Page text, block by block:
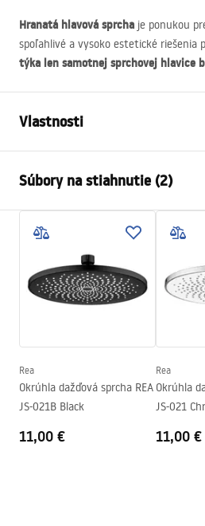
Hranatá hlavová sprcha je ponukou
spoľahlivé a vysoko estetické riešenia
týka len samotnej sprchovej hlavice
Vlastnosti
Materiál
Spôsob montáže
Šírka
300
Výška
2
Hĺbka
300
Súbory na stiahnutie (2)
Pielęgnacja.pdf
Záručné podmienky
Rea
Okrúhla dažďová sprcha REA
JS-021B Black
11,00 €
Rea
Okrúhla
JS-021
11,00 €